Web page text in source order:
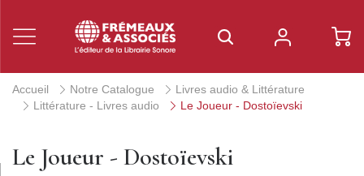
Accueil Notre Catalogue
Livres audio & Littérature
Littérature - Livres audio
Le Joueur - Dostoïevski
Le Joueur - Dostoïevski